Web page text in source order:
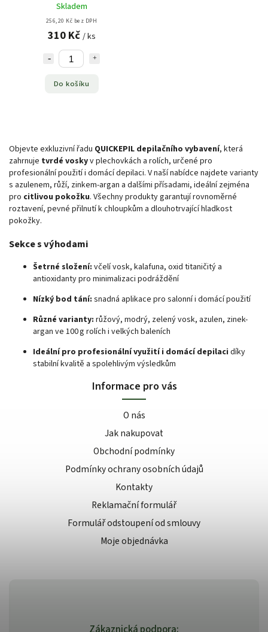
Skladem
256,20 Kč bez DPH
310 Kč / ks
Do košíku
Objevte exkluzivní řadu QUICKEPIL depilačního vybavení, která
zahrnuje tvrdé voskyv plechovkách a rolích, určené pro
profesionální použití i domácí depilaci. V naší nabídce najdete varianty
s azulenem, růží, zinkem‑argan a dalšími přísadami, ideální zejména
pro citlivou pokožku. Všechny produkty garantují rovnoměrné
roztavení, pevné přilnutí k chloupkům a dlouhotrvající hladkost
pokožky.
Sekce s výhodami
Šetrné složení: včelí vosk, kalafuna, oxid titaničitý a
antioxidanty pro minimalizaci podráždění
Nízký bod tání: snadná aplikace pro salonní i domácí použití
Různé varianty: růžový, modrý, zelený vosk, azulen, zinek-
argan ve 100 g rolích i velkých baleních
Ideální pro profesionální využití i domácí depilaci díky
stabilní kvalitě a spolehlivým výsledkům
Informace pro vás
O nás
Jak nakupovat
Obchodní podmínky
Podmínky ochrany osobních údajů
Kontakty
Reklamační formulář
Formulář odstoupení od smlouvy
Moje objednávka